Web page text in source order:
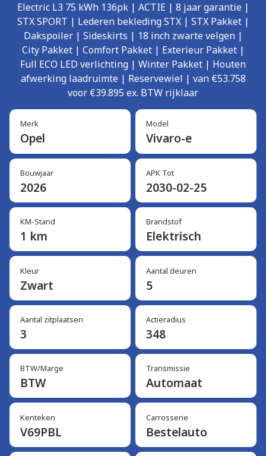
Electric L3 75 kWh 136pk | ACTIE | 8 jaar garantie |
STX SPORT | Lederen bekleding STX | STX Pakket |
Dakspoiler | Sideskirts | 18 inch zwarte velgen |
City Pakket | Comfort Pakket | Exterieur Pakket |
Full ECO LED verlichting | Winter Pakket | Houten
afwerking laadruimte | Reservewiel | van €53.758
voor €39.895 ex. BTW rijklaar
Merk
Opel
Model
Vivaro-e
Bouwjaar
2026
APK Tot
2030-02-25
KM-Stand
1 km
Brandstof
Elektrisch
Kleur
Zwart
Aantal deuren
5
Aantal zitplaatsen
3
Actieradius
348
BTW/Marge
BTW
Transmissie
Automaat
Kenteken
V69PBL
Carrosserie
Bestelauto